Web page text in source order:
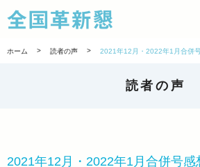
ホーム > 読者の声 >
読者の声
2021年12月・2022年1月合併号